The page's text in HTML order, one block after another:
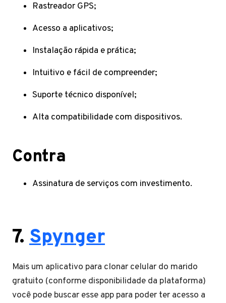
Rastreador GPS;
Acesso a aplicativos;
Instalação rápida e prática;
Intuitivo e fácil de compreender;
Suporte técnico disponível;
Alta compatibilidade com dispositivos.
Contra
Assinatura de serviços com investimento.
7. Spynger
Mais um aplicativo para clonar celular do marido
gratuito (conforme disponibilidade da plataforma)
você pode buscar esse app para poder ter acesso a